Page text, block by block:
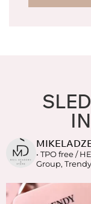
• TPO free /
Group,